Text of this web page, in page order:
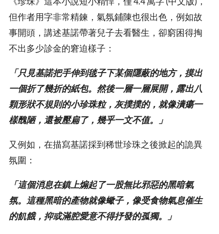
但作者用字非常精鍊，氣氛鋪陳也很出色，例如故
事開頭，講述基諾帶著兒子去看醫生，卻窮困得掏
不出多少診金的窘迫樣子：
「只見基諾把手伸到毯子下某個隱蔽的地方，摸出
一個折了幾折的紙包。然後一層一層展開，露出八
顆形狀不規則的小珍珠粒，灰撲撲的，就像潰瘍一
樣醜陋，還被壓扁了，幾乎一文不值。」
又例如，在描寫基諾採到稀世珍珠之後掀起的詭異
氛圍：
「這個消息在鎮上煽起了一股無比邪惡的黑暗氣
氛。這種黑暗的產物就像蠍子，像受食物氣息催生
的飢餓，抑或滿腔愛意不得抒發的孤獨。」